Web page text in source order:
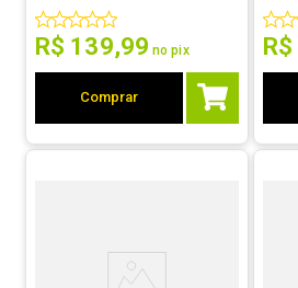
R$ 139,99 no pix
Comprar
R$